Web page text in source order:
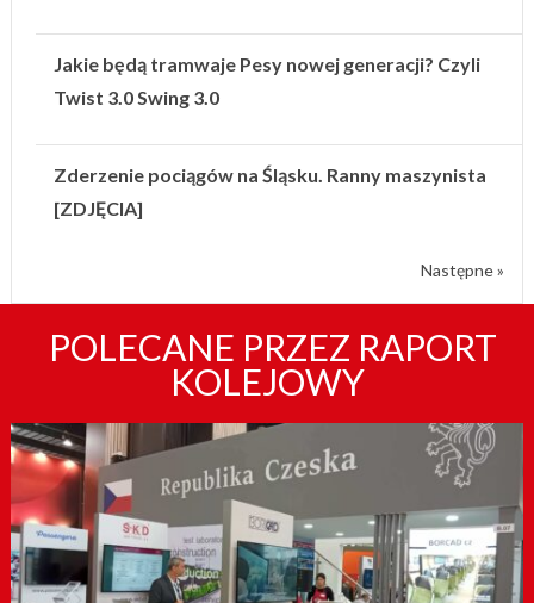
Jakie będą tramwaje Pesy nowej generacji? Czyli
Twist 3.0 Swing 3.0
Zderzenie pociągów na Śląsku. Ranny maszynista
[ZDJĘCIA]
Następne »
POLECANE PRZEZ RAPORT
KOLEJOWY